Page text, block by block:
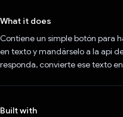
What it does
Contiene un simple botón para
en texto y mandárselo a la api
responda, convierte ese texto
Built with